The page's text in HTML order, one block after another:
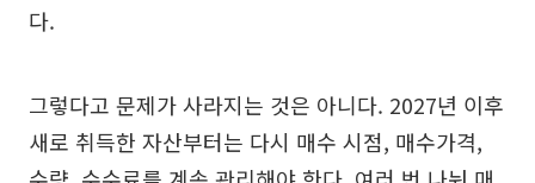
다.
그렇다고 문제가 사라지는 것은 아니다. 2027년 이후
새로 취득한 자산부터는 다시 매수 시점, 매수가격,